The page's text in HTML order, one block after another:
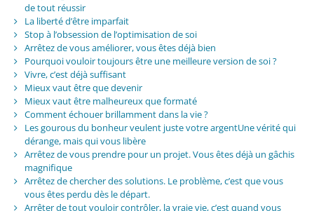
de tout réussir
La liberté d’être imparfait
Stop à l’obsession de l’optimisation de soi
Arrêtez de vous améliorer, vous êtes déjà bien
Pourquoi vouloir toujours être une meilleure version de soi ?
Vivre, c’est déjà suffisant
Mieux vaut être que devenir
Mieux vaut être malheureux que formaté
Comment échouer brillamment dans la vie ?
Les gourous du bonheur veulent juste votre argentUne vérité qui
dérange, mais qui vous libère
Arrêtez de vous prendre pour un projet. Vous êtes déjà un gâchis
magnifique
Arrêtez de chercher des solutions. Le problème, c’est que vous
vous êtes perdu dès le départ.
Arrêter de tout vouloir contrôler, la vraie vie, c’est quand vous